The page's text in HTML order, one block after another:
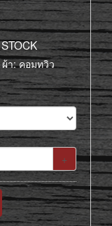
า: คอมทวิว
+